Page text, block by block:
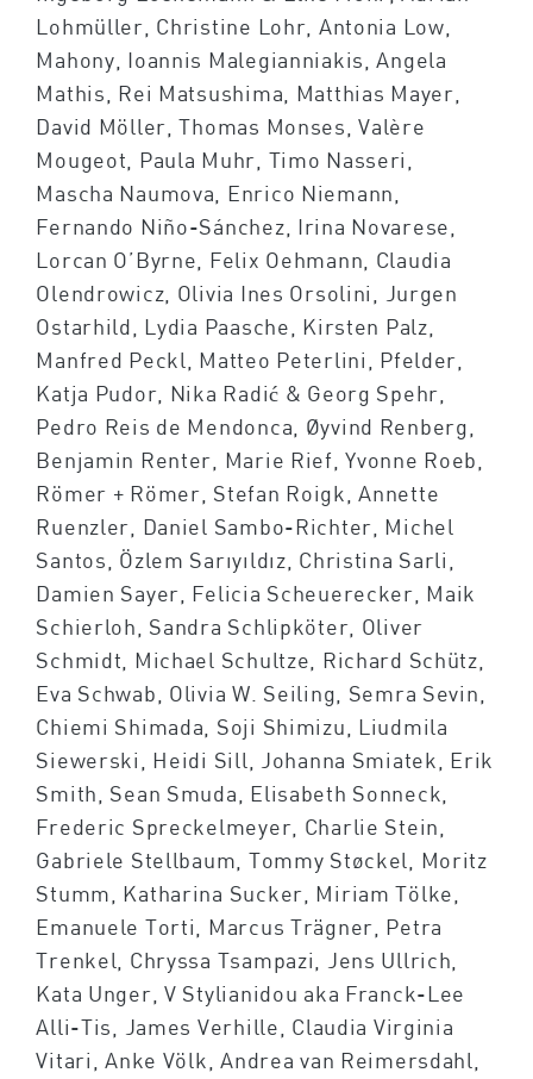
Lohmüller, Christine Lohr, Antonia Low,
Mahony, Ioannis Malegianniakis, Angela
Mathis, Rei Matsushima, Matthias Mayer,
David Möller, Thomas Monses, Valère
Mougeot, Paula Muhr, Timo Nasseri,
Mascha Naumova, Enrico Niemann,
Fernando Niño-Sánchez, Irina Novarese,
Lorcan O’Byrne, Felix Oehmann, Claudia
Olendrowicz, Olivia Ines Orsolini, Jurgen
Ostarhild, Lydia Paasche, Kirsten Palz,
Manfred Peckl, Matteo Peterlini, Pfelder,
Katja Pudor, Nika Radić & Georg Spehr,
Pedro Reis de Mendonca, Øyvind Renberg,
Benjamin Renter, Marie Rief, Yvonne Roeb,
Römer + Römer, Stefan Roigk, Annette
Ruenzler, Daniel Sambo-Richter, Michel
Santos, Özlem Sarıyıldız, Christina Sarli,
Damien Sayer, Felicia Scheuerecker, Maik
Schierloh, Sandra Schlipköter, Oliver
Schmidt, Michael Schultze, Richard Schütz,
Eva Schwab, Olivia W. Seiling, Semra Sevin,
Chiemi Shimada, Soji Shimizu, Liudmila
Siewerski, Heidi Sill, Johanna Smiatek, Erik
Smith, Sean Smuda, Elisabeth Sonneck,
Frederic Spreckelmeyer, Charlie Stein,
Gabriele Stellbaum, Tommy Støckel, Moritz
Stumm, Katharina Sucker, Miriam Tölke,
Emanuele Torti, Marcus Trägner, Petra
Trenkel, Chryssa Tsampazi, Jens Ullrich,
Kata Unger, V Stylianidou aka Franck-Lee
Alli-Tis, James Verhille, Claudia Virginia
Vitari, Anke Völk, Andrea van Reimersdahl,